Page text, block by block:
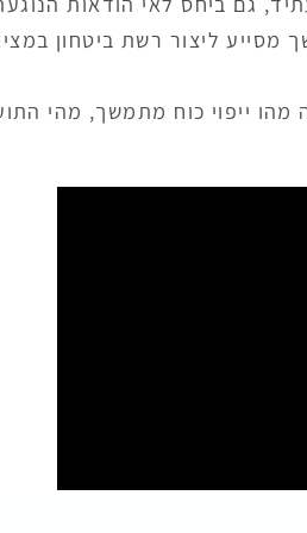
מסייע ליצור רשת ביטחון
ייפוי כוח מתמשך, מהי